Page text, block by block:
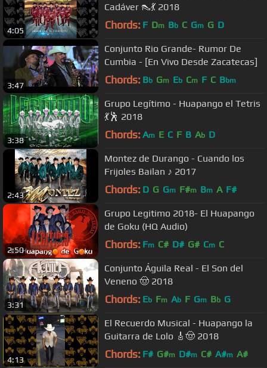
4:05
Cadáver 👠💃 2018
Chords: F Dm Bb C Gm G D
3:47
Conjunto Rio Grande- Rumor De
Cumbia - [En Vivo Desde Zacatecas]
Chords: Bb Gm Eb Cm F C Bbm
3:38
Grupo Legítimo - Huapango el Tetris
💃🕺 2018
Chords: Am E C F B Ab D
2:43
Montez de Durango - Cuando los
Frijoles Bailan ♪ 2017
Chords: D G Gm F#m Bm A F#
2:50
Grupo Legitimo 2018- El Huapango
de Goku (HQ Audio)
Chords: Fm C# D# G# Cm C
3:31
Conjunto Águila Real - El Son del
Veneno 🤠 2018
Chords: Eb Fm Ab F Gm Bb G
4:13
El Recuerdo Musical - Huapango la
Guitarra de Lolo 🎸🤠 2018
Chords: F# G#m D#m C# A#m A#